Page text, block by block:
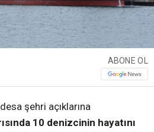
ABONE OL
şehri açıklarına
10 denizcinin hayatını